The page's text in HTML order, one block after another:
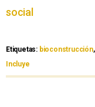
social
Etiquetas: bioconstrucción,
Incluye